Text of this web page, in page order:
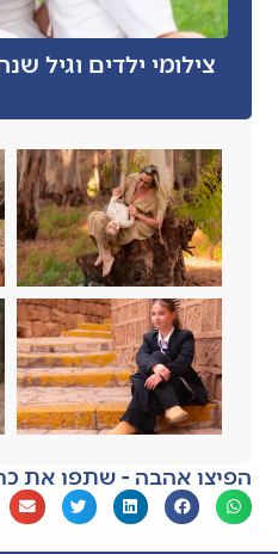
צילומי ילדים וגיל
הפיצו אהבה - שתפו את